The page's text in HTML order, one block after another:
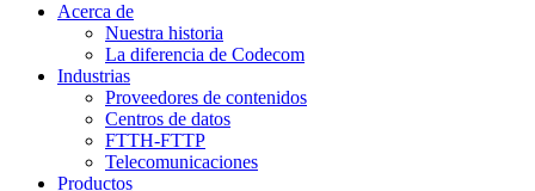
Acerca de
Nuestra historia
La diferencia de Codecom
Industrias
Proveedores de contenidos
Centros de datos
FTTH-FTTP
Telecomunicaciones
Productos